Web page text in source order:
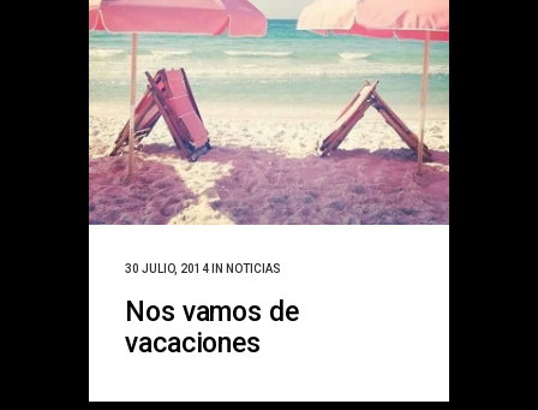
30 JULIO, 2014 IN NOTICIAS
Nos vamos de
vacaciones